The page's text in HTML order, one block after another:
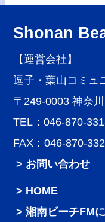
Shonan
【運営会社】
逗子・葉山コミュ
〒249-0003 神奈
TEL：046-870-
FAX：046-870-
> お問い合わせ
HOME
湘南ビーチFM